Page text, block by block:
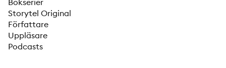
Bokserier
Storytel Original
Författare
Uppläsare
Podcasts